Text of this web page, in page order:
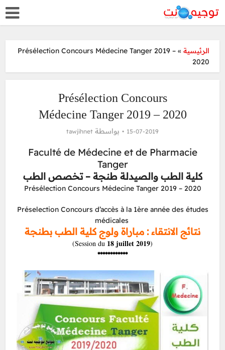
الرئيسية »
Présélection Concours Médecine Tanger 2019 –
2020
Présélection Concours
Médecine Tanger 2019 – 2020
15-07-2019 بواسطة tawjihnet
Faculté de Médecine et de Pharmacie
Tanger
كلية الطب والصيدلة طنجة – تخصص الطب
Présélection Concours Médecine Tanger 2019 – 2020
Préselection Concours d’accès à la 1ère année des études
médicales
نتائج الانتقاء : مباراة ولوج كلية الطب بطنجة
(Session du 18 juillet 2019)
************